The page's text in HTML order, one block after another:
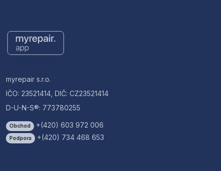
myrepair s.r.o.
IČO: 23521414, DIČ: CZ23521414
D-U-N-S®: 773780255
Obchod +(420) 603 972 006
Podpora +(420) 734 468 653